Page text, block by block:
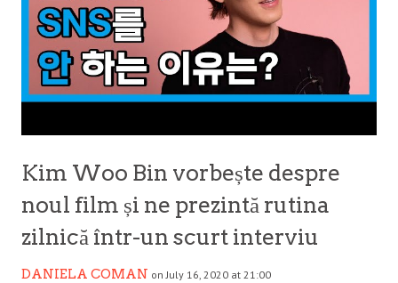
Kim Woo Bin vorbește despre
noul film și ne prezintă rutina
zilnică într-un scurt interviu
DANIELA COMAN on July 16, 2020 at 21:00